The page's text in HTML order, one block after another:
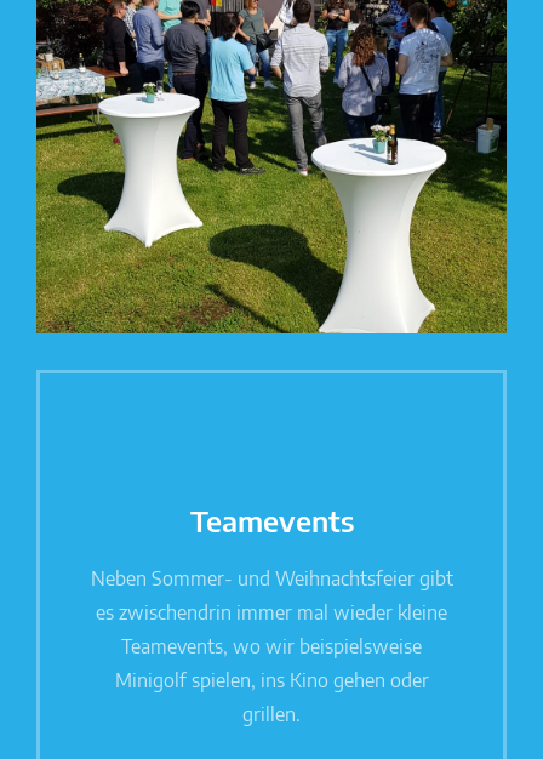
Teamevents
Neben Sommer- und Weihnachtsfeier gibt
es zwischendrin immer mal wieder kleine
Teamevents, wo wir beispielsweise
Minigolf spielen, ins Kino gehen oder
grillen.